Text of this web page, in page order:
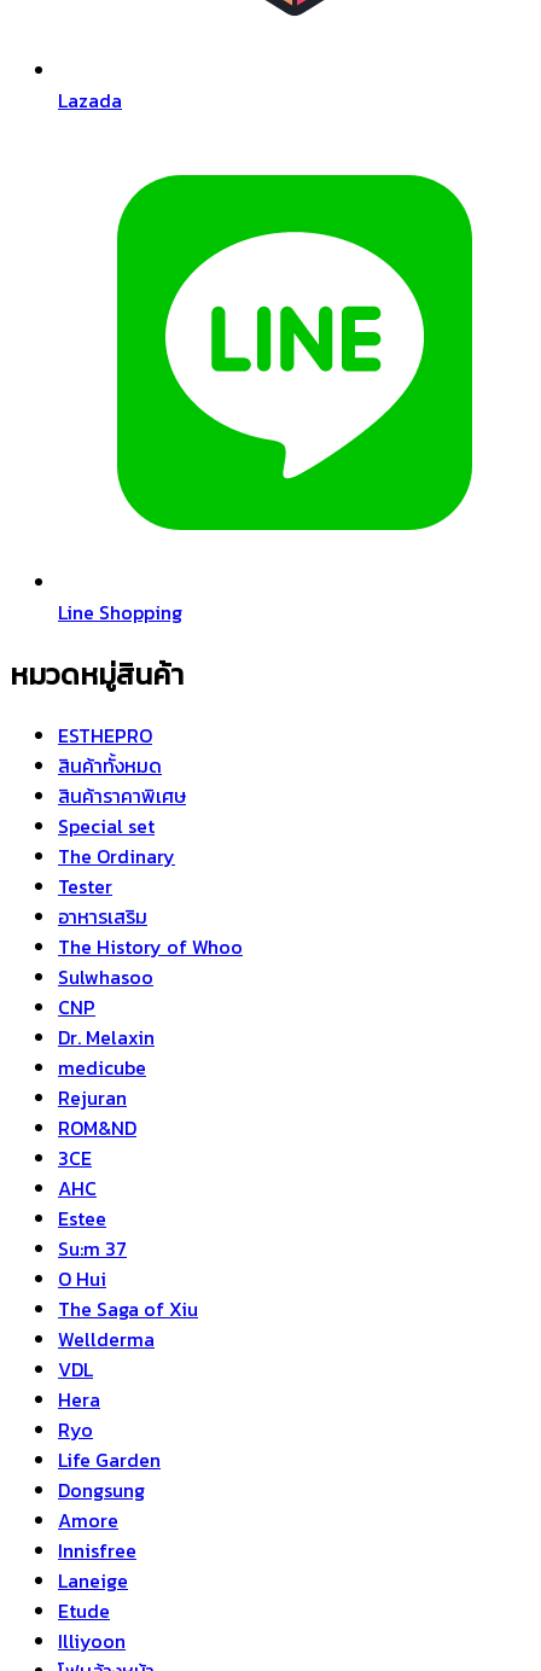
Lazada
Line Shopping
หมวดหมู่สินค้า
ESTHEPRO
สินค้าทั้งหมด
สินค้าราคาพิเศษ
Special set
The Ordinary
Tester
อาหารเสริม
The History of Whoo
Sulwhasoo
CNP
Dr. Melaxin
medicube
Rejuran
ROM&ND
3CE
AHC
Estee
Su:m 37
O Hui
The Saga of Xiu
Wellderma
VDL
Hera
Ryo
Life Garden
Dongsung
Amore
Innisfree
Laneige
Etude
Illiyoon